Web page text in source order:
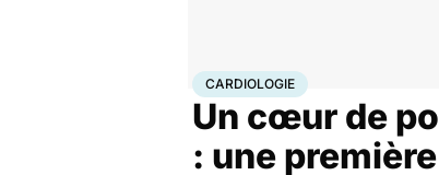
AccueilSantéCardiologie
CARDIOLOGIE
Un cœur de
: une